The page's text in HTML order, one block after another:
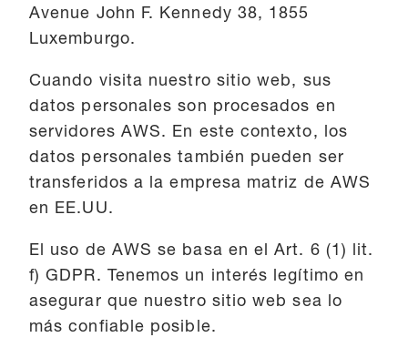
Avenue John F. Kennedy 38, 1855
Luxemburgo.
Cuando visita nuestro sitio web, sus
datos personales son procesados en
servidores AWS. En este contexto, los
datos personales también pueden ser
transferidos a la empresa matriz de AWS
en EE.UU.
El uso de AWS se basa en el Art. 6 (1) lit.
f) GDPR. Tenemos un interés legítimo en
asegurar que nuestro sitio web sea lo
más confiable posible.